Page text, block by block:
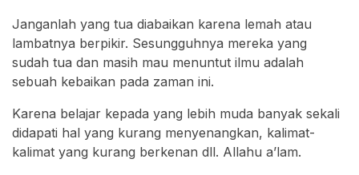
Janganlah yang tua diabaikan karena lemah atau
lambatnya berpikir. Sesungguhnya mereka yang
sudah tua dan masih mau menuntut ilmu adalah
sebuah kebaikan pada zaman ini.
Karena belajar kepada yang lebih muda banyak sekali
didapati hal yang kurang menyenangkan, kalimat-
kalimat yang kurang berkenan dll. Allahu a’lam.